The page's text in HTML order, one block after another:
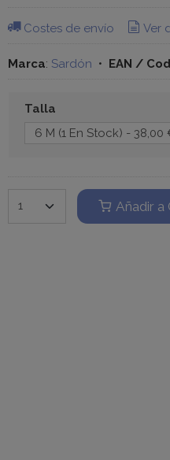
Costes de envío Ver
Marca: Sardón • EAN /
Talla
Añadir a